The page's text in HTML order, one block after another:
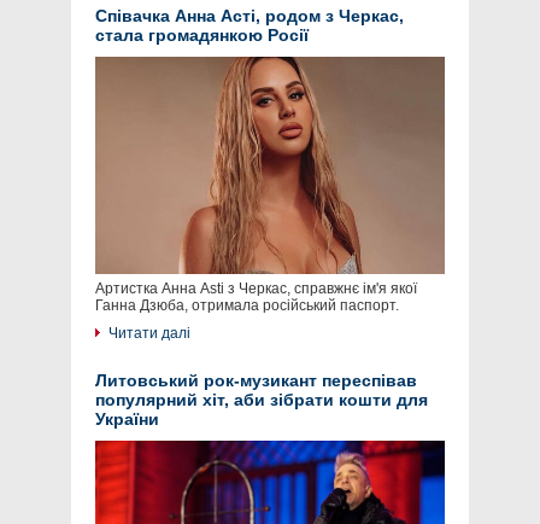
Співачка Анна Асті, родом з Черкас,
стала громадянкою Росії
Артистка Анна Asti з Черкас, справжнє ім'я якої
Ганна Дзюба, отримала російський паспорт.
Читати далі
Литовський рок-музикант переспівав
популярний хіт, аби зібрати кошти для
України